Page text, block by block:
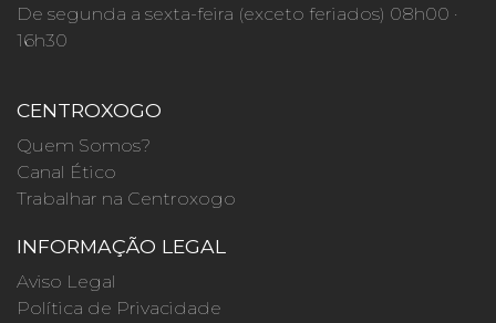
De segunda a sexta-feira (exceto feriados) 08h00 ·
16h30
CENTROXOGO
Quem Somos?
Canal Ético
Trabalhar na Centroxogo
INFORMAÇÃO LEGAL
Aviso Legal
Política de Privacidade